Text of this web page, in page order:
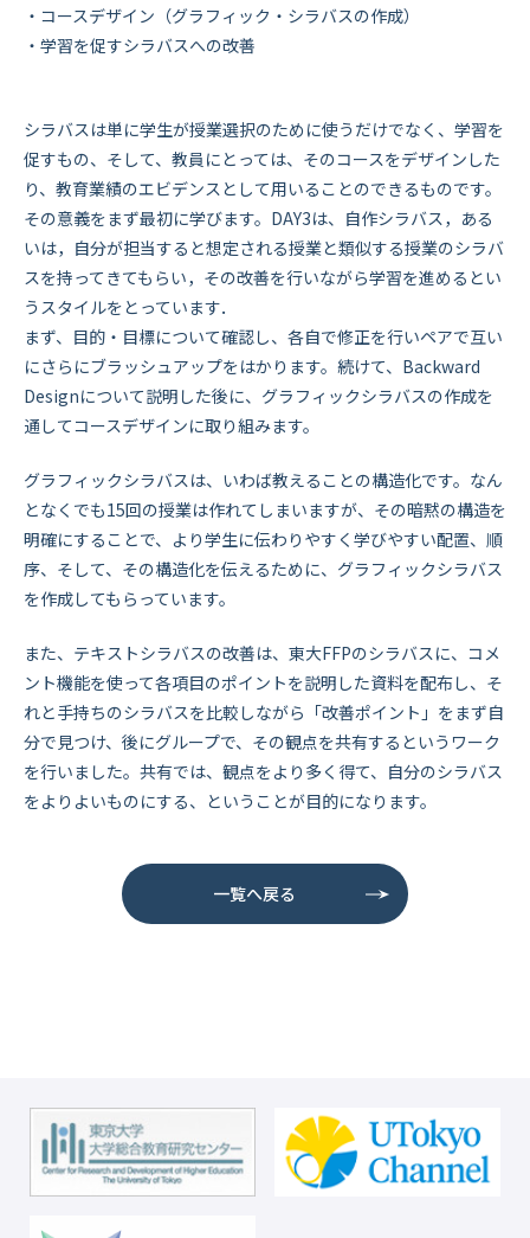
・コースデザイン（グラフィック・シラバスの作成）
・学習を促すシラバスへの改善
シラバスは単に学生が授業選択のために使うだけでなく、学習を
促すもの、そして、教員にとっては、そのコースをデザインした
り、教育業績のエビデンスとして用いることのできるものです。
その意義をまず最初に学びます。DAY3は、自作シラバス，ある
いは，自分が担当すると想定される授業と類似する授業のシラバ
スを持ってきてもらい，その改善を行いながら学習を進めるとい
うスタイルをとっています．
まず、目的・目標について確認し、各自で修正を行いペアで互い
にさらにブラッシュアップをはかります。続けて、Backward
Designについて説明した後に、グラフィックシラバスの作成を
通してコースデザインに取り組みます。
グラフィックシラバスは、いわば教えることの構造化です。なん
となくでも15回の授業は作れてしまいますが、その暗黙の構造を
明確にすることで、より学生に伝わりやすく学びやすい配置、順
序、そして、その構造化を伝えるために、グラフィックシラバス
を作成してもらっています。
また、テキストシラバスの改善は、東大FFPのシラバスに、コメ
ント機能を使って各項目のポイントを説明した資料を配布し、そ
れと手持ちのシラバスを比較しながら「改善ポイント」をまず自
分で見つけ、後にグループで、その観点を共有するというワーク
を行いました。共有では、観点をより多く得て、自分のシラバス
をよりよいものにする、ということが目的になります。
一覧へ戻る